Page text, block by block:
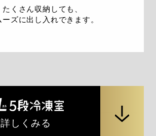
たくさん収納しても、
ーズに出し入れできます。
しくみる